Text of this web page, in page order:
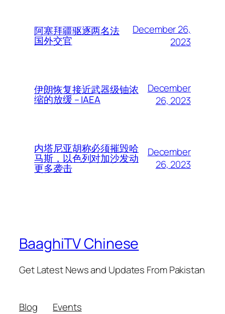
阿塞拜疆驱逐两名法
国外交官
December 26,
2023
伊朗恢复接近武器级铀浓
缩的放缓 – IAEA
December
26, 2023
内塔尼亚胡称必须摧毁哈
马斯，以色列对加沙发动
更多袭击
December
26, 2023
BaaghiTV Chinese
Get Latest News and Updates From Pakistan
Blog
Events